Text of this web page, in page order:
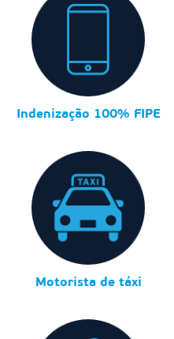
Indenização 100% FIPE
Motorista de táxi